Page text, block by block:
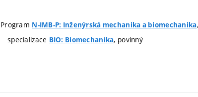
Program N-IMB-P: Inženýrská mechanika a biomechanika
specializace BIO: Biomechanika, povinný